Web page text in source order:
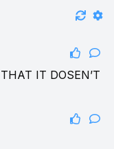
IT DOSEN’T